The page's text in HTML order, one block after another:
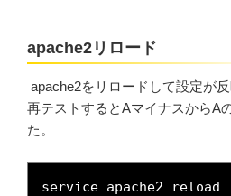
apache2リロード
apache2をリロードして設定が
再テストするとAマイナスからA
た。
service apache2 reload